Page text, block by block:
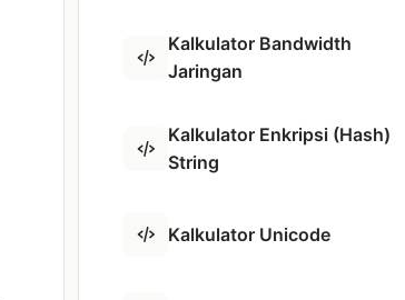
Kalkulator Bandwidth
Jaringan
Kalkulator Enkripsi (Hash)
String
Kalkulator Unicode